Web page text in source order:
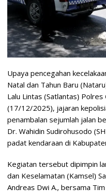
Upaya pencegahan
Natal dan Tahun Baru
Lalu Lintas (Satlantas) Polres
(17/12/2025), jajaran
penambalan sejumlah jalan
Dr. Wahidin Sudirohusodo
padat kendaraan di
Kegiatan tersebut dipimpin
dan Keselamatan (Kamsel)
Andreas Dwi A., bersama